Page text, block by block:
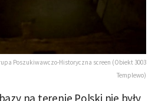
Poszukiwawczo-Historyczna screen (Obiekt 3003
Templewo)
na terenie Polski nie były